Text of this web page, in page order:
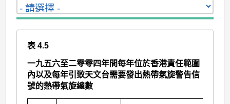
表 4.5
一九五六至二零零四年間每年位於香港責任範圍
內以及每年引致天文台需要發出熱帶氣旋警告信
號的熱帶氣旋總數